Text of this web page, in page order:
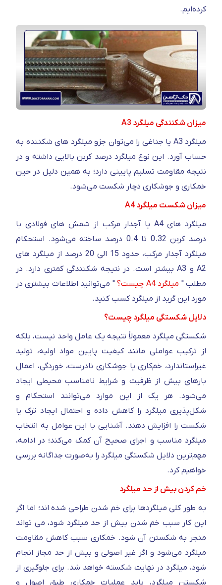
کرده‌ایم.
میزان شکنندگی میلگرد A3
میلگرد A3 یا جناغی را می‌توان جزو میلگرد های شکننده به
حساب آورد. این نوع میلگرد درصد کربن بالایی داشته و در
نتیجه مقاومت تسلیم پایینی دارد؛ به همین دلیل در حین
خمکاری و جوشکاری دچار شکست می‌شود.
میزان شکست میلگرد A4
میلگرد های A4 یا آجدار مرکب از شمش های فولادی با
درصد کربن 0.32 تا 0.4 درصد ساخته می‌شود. استحکام
میلگرد آجدار مرکب، حدود 15 الی 20 درصد از میلگرد های
A2 و A3 بیشتر است. در نتیجه شکنندگی کمتری دارد. در
مطلب " میلگرد A4 چیست؟
" می‌توانید اطلاعات بیشتری در
مورد این گرید از میلگرد کسب کنید.
دلایل شکستگی میلگرد چیست؟
شکستگی میلگرد معمولاً نتیجه یک عامل واحد نیست، بلکه
از ترکیب عواملی مانند کیفیت پایین مواد اولیه، تولید
غیراستاندارد، خم‌کاری یا جوشکاری نادرست، خوردگی، اعمال
بارهای بیش از ظرفیت و شرایط نامناسب محیطی ایجاد
می‌شود. هر یک از این موارد می‌توانند استحکام و
شکل‌پذیری میلگرد را کاهش داده و احتمال ایجاد ترک یا
شکست را افزایش دهند. آشنایی با این عوامل به انتخاب
میلگرد مناسب و اجرای صحیح آن کمک می‌کند؛ در ادامه،
مهم‌ترین دلایل شکستگی میلگرد را به‌صورت جداگانه بررسی
خواهیم کرد.
خم کردن بیش از حد میلگرد
به طور کلی میلگردها برای خم شدن طراحی شده اند؛ اما اگر
این کار سبب خم شدن بیش از حد میلگرد شود، می تواند
منجر به شکستن آن شود. خمکاری سبب کاهش مقاومت
میلگرد می‌شود و اگر غیر اصولی و بیش از حد مجاز انجام
شود، میلگرد در نهایت شکسته خواهد شد. برای جلوگیری از
شکستن میلگرد، باید عملیات خمکاری طبق اصول و